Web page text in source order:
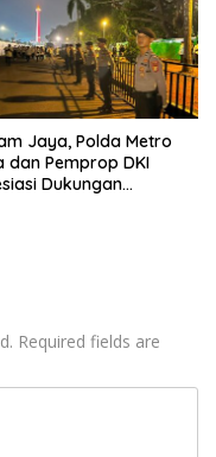
Jaya, Polda Metro
dan Pemprop DKI
Dukungan
Required fields are